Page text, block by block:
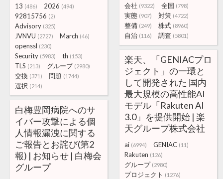
会社 (9322) 全国 (798)
実態 (907) 対策 (4722)
整備 (249) 株式 (8960)
自治 (116) 調査 (5801)
13 (486) 2026 (494)
92815756 (2)
Advisory (325)
JVNVU (2727) March (46)
openssl (230)
Security (5983) th (153)
TLS (213) グループ (2980)
交換 (371) 問題 (1744)
選択 (214)
楽天、「GENIACプロ
ジェクト」の一環と
して開発された 国内
最大規模の高性能AI
モデル「Rakuten AI
3.0」を提供開始 | 楽
天グループ株式会社
ai (6994) GENIAC (11)
Rakuten (126)
グループ (2980)
プロジェクト (1276)
白梅豊岡病院へのサ
イバー攻撃による個
人情報漏洩に関する
ご報告とお詫び(第2
報) | お知らせ | 白梅会
グループ